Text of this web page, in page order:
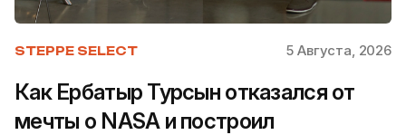
STEPPE SELECT 5 Августа, 2026
Как Ербатыр Турсын отказался от
мечты о NASA и построил